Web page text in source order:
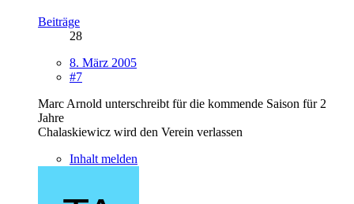
Beiträge
28
8. März 2005
#7
Marc Arnold unterschreibt für die kommende Saison für 2
Jahre
Chalaskiewicz wird den Verein verlassen
Inhalt melden